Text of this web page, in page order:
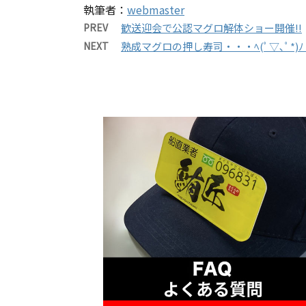
執筆者： webmaster
PREV 歓送迎会で公認マグロ解体ショー開催!!
NEXT 熟成マグロの押し寿司・・・ﾍ(ﾟ▽､ﾟ*)